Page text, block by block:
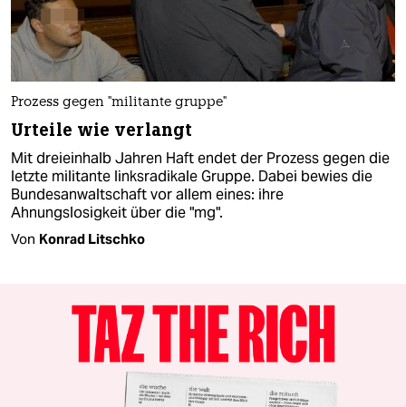
Prozess gegen "militante gruppe"
Urteile wie verlangt
Mit dreieinhalb Jahren Haft endet der Prozess gegen die
letzte militante linksradikale Gruppe. Dabei bewies die
Bundesanwaltschaft vor allem eines: ihre
Ahnungslosigkeit über die "mg".
Von Konrad Litschko